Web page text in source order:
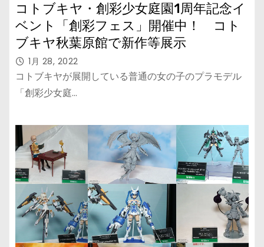
コトブキヤ・創彩少女庭園1周年記念イ
ベント「創彩フェス」開催中！ コト
ブキヤ秋葉原館で新作等展示
1月 28, 2022
コトブキヤが展開している普通の女の子のプラモデル
「創彩少女庭…